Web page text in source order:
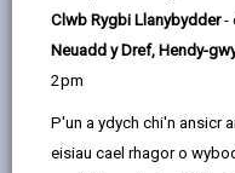
Clwb Rygbi Llanybydder-
Neuadd y Dref, Hendy-
2pm
P'un a ydych chi'n ansicr
eisiau cael rhagor o
Seiliau: Y
Nod a